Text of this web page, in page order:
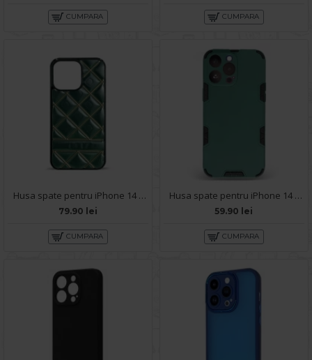
CUMPARA CUMPARA
Husa spate pentru iPhone 14 Pro Max - Tomo case Verde
79.90 lei
CUMPARA
Husa spate pentru iPhone 14 Pro Max - Mantis Case Verde Crud / Negru
59.90 lei
CUMPARA